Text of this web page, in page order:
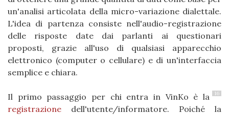
un'analisi articolata della micro-variazione dialettale.
L'idea di partenza consiste nell'audio-registrazione
delle risposte date dai parlanti ai questionari
proposti, grazie all'uso di qualsiasi apparecchio
elettronico (computer o cellulare) e di un'interfaccia
semplice e chiara.
16
Il primo passaggio per chi entra in VinKo è la
registrazione dell'utente/informatore. Poiché la